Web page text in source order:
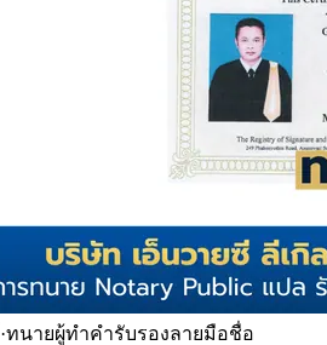
·ทนายผู้ทำคำรับรองลายมือชื่อ